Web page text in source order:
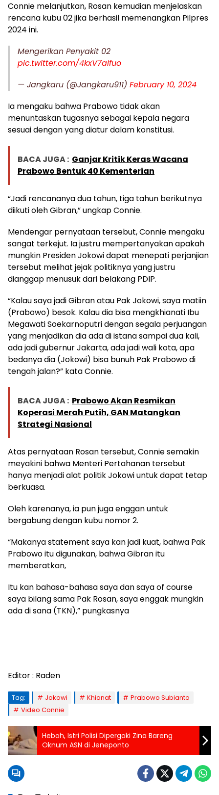
Connie melanjutkan, Rosan kemudian menjelaskan
rencana kubu 02 jika berhasil memenangkan Pilpres
2024 ini.
Mengerikan Penyakit 02
pic.twitter.com/4kxV7aIfuo
— Jangkaru (@Jangkaru911) February 10, 2024
Ia mengaku bahwa Prabowo tidak akan
menuntaskan tugasnya sebagai kepala negara
sesuai dengan yang diatur dalam konstitusi.
BACA JUGA : Ganjar Kritik Keras Wacana
Prabowo Bentuk 40 Kementerian
“Jadi rencananya dua tahun, tiga tahun berikutnya
diikuti oleh Gibran,” ungkap Connie.
Mendengar pernyataan tersebut, Connie mengaku
sangat terkejut. Ia justru mempertanyakan apakah
mungkin Presiden Jokowi dapat menepati perjanjian
tersebut melihat jejak politiknya yang justru
dianggap menusuk dari belakang PDIP.
“Kalau saya jadi Gibran atau Pak Jokowi, saya matiin
(Prabowo) besok. Kalau dia bisa mengkhianati Ibu
Megawati Soekarnoputri dengan segala perjuangan
yang menjadikan dia ada di istana sampai dua kali,
ada jadi gubernur Jakarta, ada jadi wali kota, apa
bedanya dia (Jokowi) bisa bunuh Pak Prabowo di
tengah jalan?” kata Connie.
BACA JUGA : Prabowo Akan Resmikan
Koperasi Merah Putih, GAN Matangkan
Strategi Nasional
Atas pernyataan Rosan tersebut, Connie semakin
meyakini bahwa Menteri Pertahanan tersebut
hanya menjadi alat politik Jokowi untuk dapat tetap
berkuasa.
Oleh karenanya, ia pun juga enggan untuk
bergabung dengan kubu nomor 2.
“Makanya statement saya kan jadi kuat, bahwa Pak
Prabowo itu digunakan, bahwa Gibran itu
memberatkan,
Itu kan bahasa-bahasa saya dan saya of course
saya bilang sama Pak Rosan, saya enggak mungkin
ada di sana (TKN),” pungkasnya
Editor : Raden
Tag: Jokowi Khianat
Prabowo Subianto
Video Connie
Heboh, Istri Polisi Dipergoki Zina Bareng
Oknum ASN di Jeneponto